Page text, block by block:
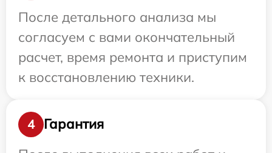
После детального анализа мы
согласуем с вами окончательный
расчет, время ремонта и приступим
к восстановлению техники.
4
Гарантия